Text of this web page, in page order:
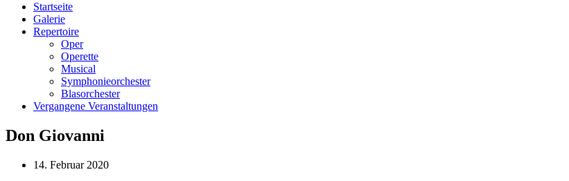
Startseite
Galerie
Repertoire
Oper
Operette
Musical
Symphonieorchester
Blasorchester
Vergangene Veranstaltungen
Don Giovanni
14. Februar 2020